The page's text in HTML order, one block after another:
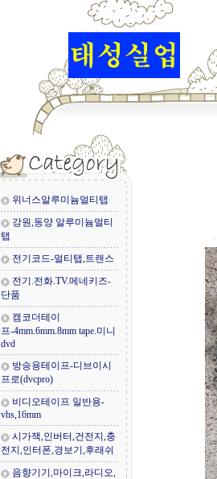
위너스알루미늄멀티탭
강원,동양 알루미늄멀티
탭
전기코드-멀티탭,트랜스
전기.전화.TV.메네키즈-
단품
캠코더테이
프-4mm.6mm.8mm tape.미니
dvd
방송용테이프-디브이시
프로(dvcpro)
비디오테이프 일반용-
vhs,16mm
시가잭,인버터,건전지,충
전지,인터폰,경보기,후래쉬
음향기기,마이크,라디오,